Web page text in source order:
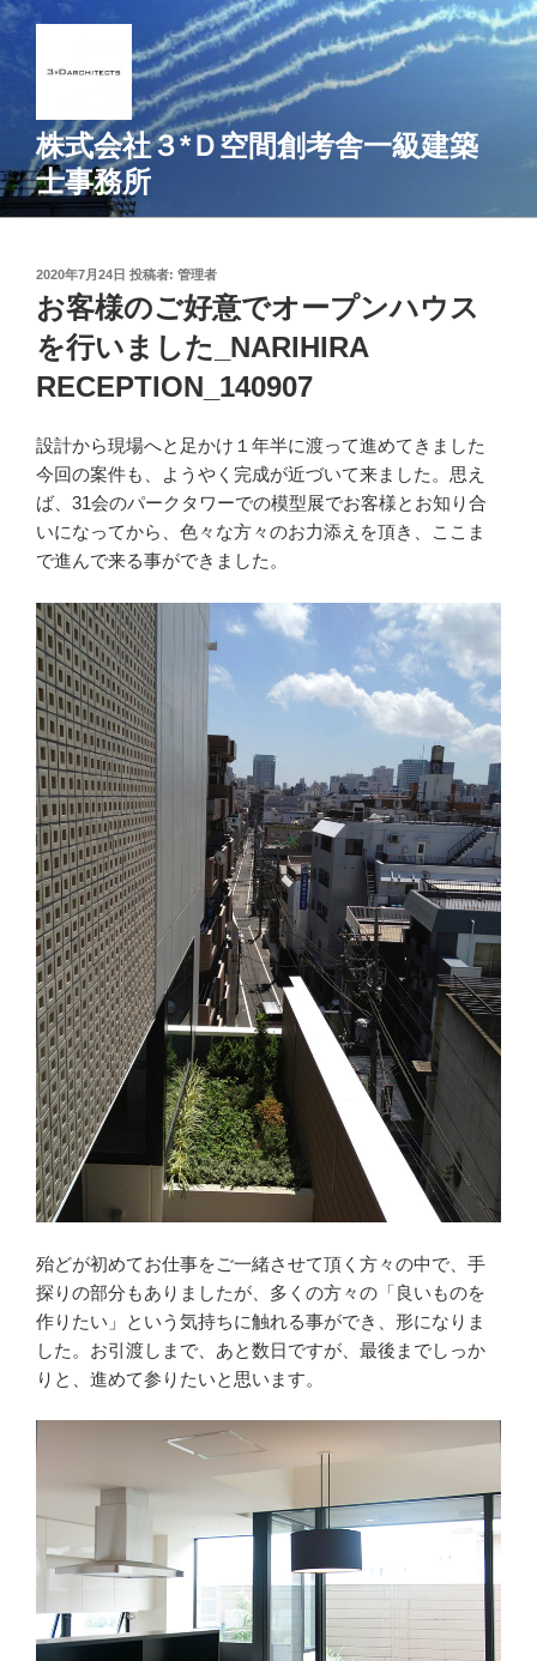
コ
テ
ス
キ
株式会社３*Ｄ空間創考舎一級建築
士事務所
投
稿
日:
2020年7月24日 投稿者: 管理者
お客様のご好意でオープンハウス
を行いました_NARIHIRA
RECEPTION_140907
設計から現場へと足かけ１年半に渡って進めてきました
今回の案件も、ようやく完成が近づいて来ました。思え
ば、31会のパークタワーでの模型展でお客様とお知り合
いになってから、色々な方々のお力添えを頂き、ここま
で進んで来る事ができました。
殆どが初めてお仕事をご一緒させて頂く方々の中で、手
探りの部分もありましたが、多くの方々の「良いものを
作りたい」という気持ちに触れる事ができ、形になりま
した。お引渡しまで、あと数日ですが、最後までしっか
りと、進めて参りたいと思います。